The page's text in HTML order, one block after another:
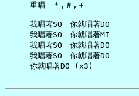
     重唱　＊,＃,＋
     我唱著SO　你就唱著DO
     我唱著SO　你就唱著MI
     我唱著SO　你就唱著DO
     我唱著SO　你就唱著DO